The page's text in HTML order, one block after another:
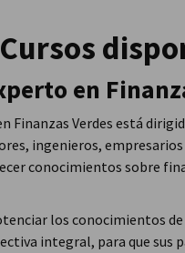
Cursos
en
Finanzas Verdes está
ingenieros,
conocimientos sobre
los conocimientos
integral, para que sus